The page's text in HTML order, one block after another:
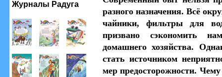
Журналы Радуга
разного назначения. Всё
чайники, фильтры для
призвано сэкономить
домашнего хозяйства.
стать источником
мер предосторожности. Чему